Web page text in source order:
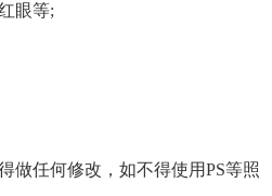
眼等;
做任何修改，如不得使用PS等照